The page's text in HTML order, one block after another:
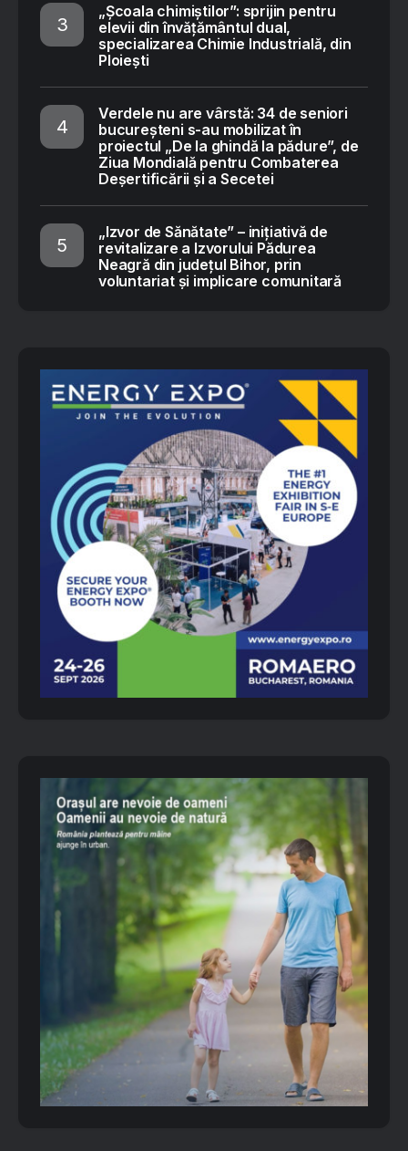
„Școala chimiștilor”: sprijin pentru
elevii din învățământul dual,
specializarea Chimie Industrială, din
Ploiești
Verdele nu are vârstă: 34 de seniori
bucureșteni s-au mobilizat în
proiectul „De la ghindă la pădure”, de
Ziua Mondială pentru Combaterea
Deșertificării și a Secetei
„Izvor de Sănătate” – inițiativă de
revitalizare a Izvorului Pădurea
Neagră din județul Bihor, prin
voluntariat și implicare comunitară